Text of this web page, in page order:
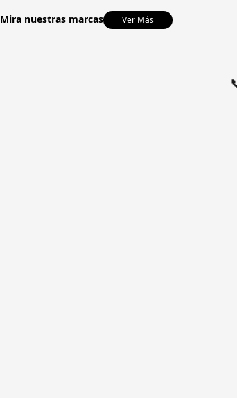
Mira nuestras marcas Ver Más